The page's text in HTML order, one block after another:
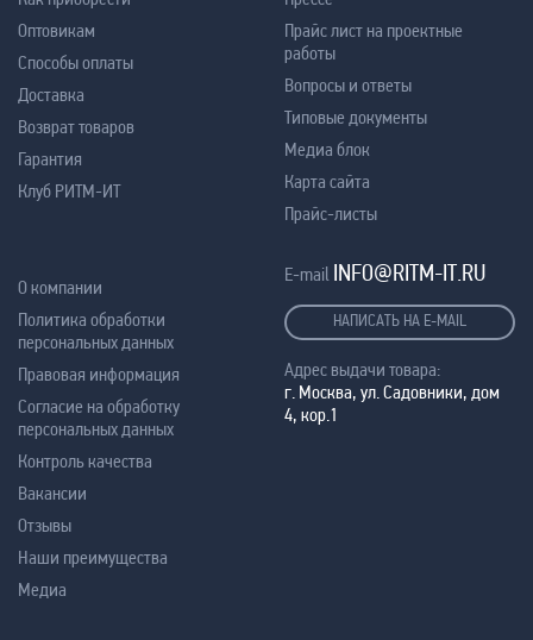
Оптовикам
Способы оплаты
Доставка
Возврат товаров
Гарантия
Клуб РИТМ-ИТ
Прайс лист на проектные
работы
Вопросы и ответы
Типовые документы
Медиа блок
Карта сайта
Прайс-листы
О компании
Политика обработки
персональных данных
Правовая информация
Согласие на обработку
персональных данных
Контроль качества
Вакансии
Отзывы
Наши преимущества
Медиа
E-mail INFO@RITM-IT.RU
НАПИСАТЬ НА E-MAIL
Адрес выдачи товара:
г. Москва, ул. Садовники, дом
4, кор.1